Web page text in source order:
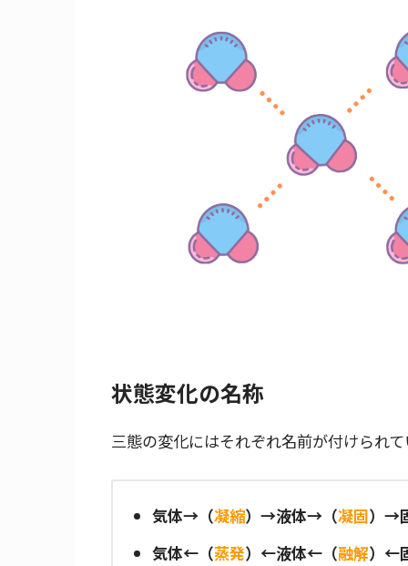
状態変化の名称
三態の変化にはそれぞれ名前が付けられ
気体→（凝縮）→液体→（凝固）→
気体←（蒸発）←液体←（融解）←